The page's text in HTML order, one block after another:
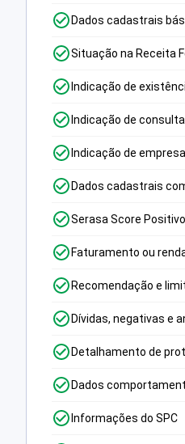
Dados cadastrais
Situação na Receita
Indicação de
Indicação de
Indicação de
Dados cadastrais
Serasa Score Positivo
Faturamento ou
Recomendação e
Dívidas, negativas e
Detalhamento de
Dados
Informações do SPC